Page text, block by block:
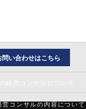
問い合わせはこちら
営コンサルの内容について